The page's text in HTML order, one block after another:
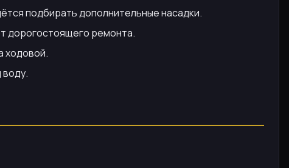
подбирать дополнительные насадки.
дорогостоящего ремонта.
ходовой.